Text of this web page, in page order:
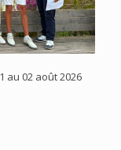
au 02 août 2026